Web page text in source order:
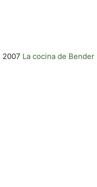
La cocina de Bender